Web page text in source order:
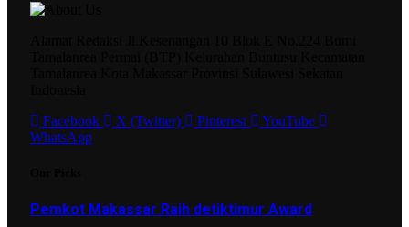
Facebook
X (Twitter) Pinterest
YouTube
WhatsApp
Pemkot Makassar Raih detiktimur Award